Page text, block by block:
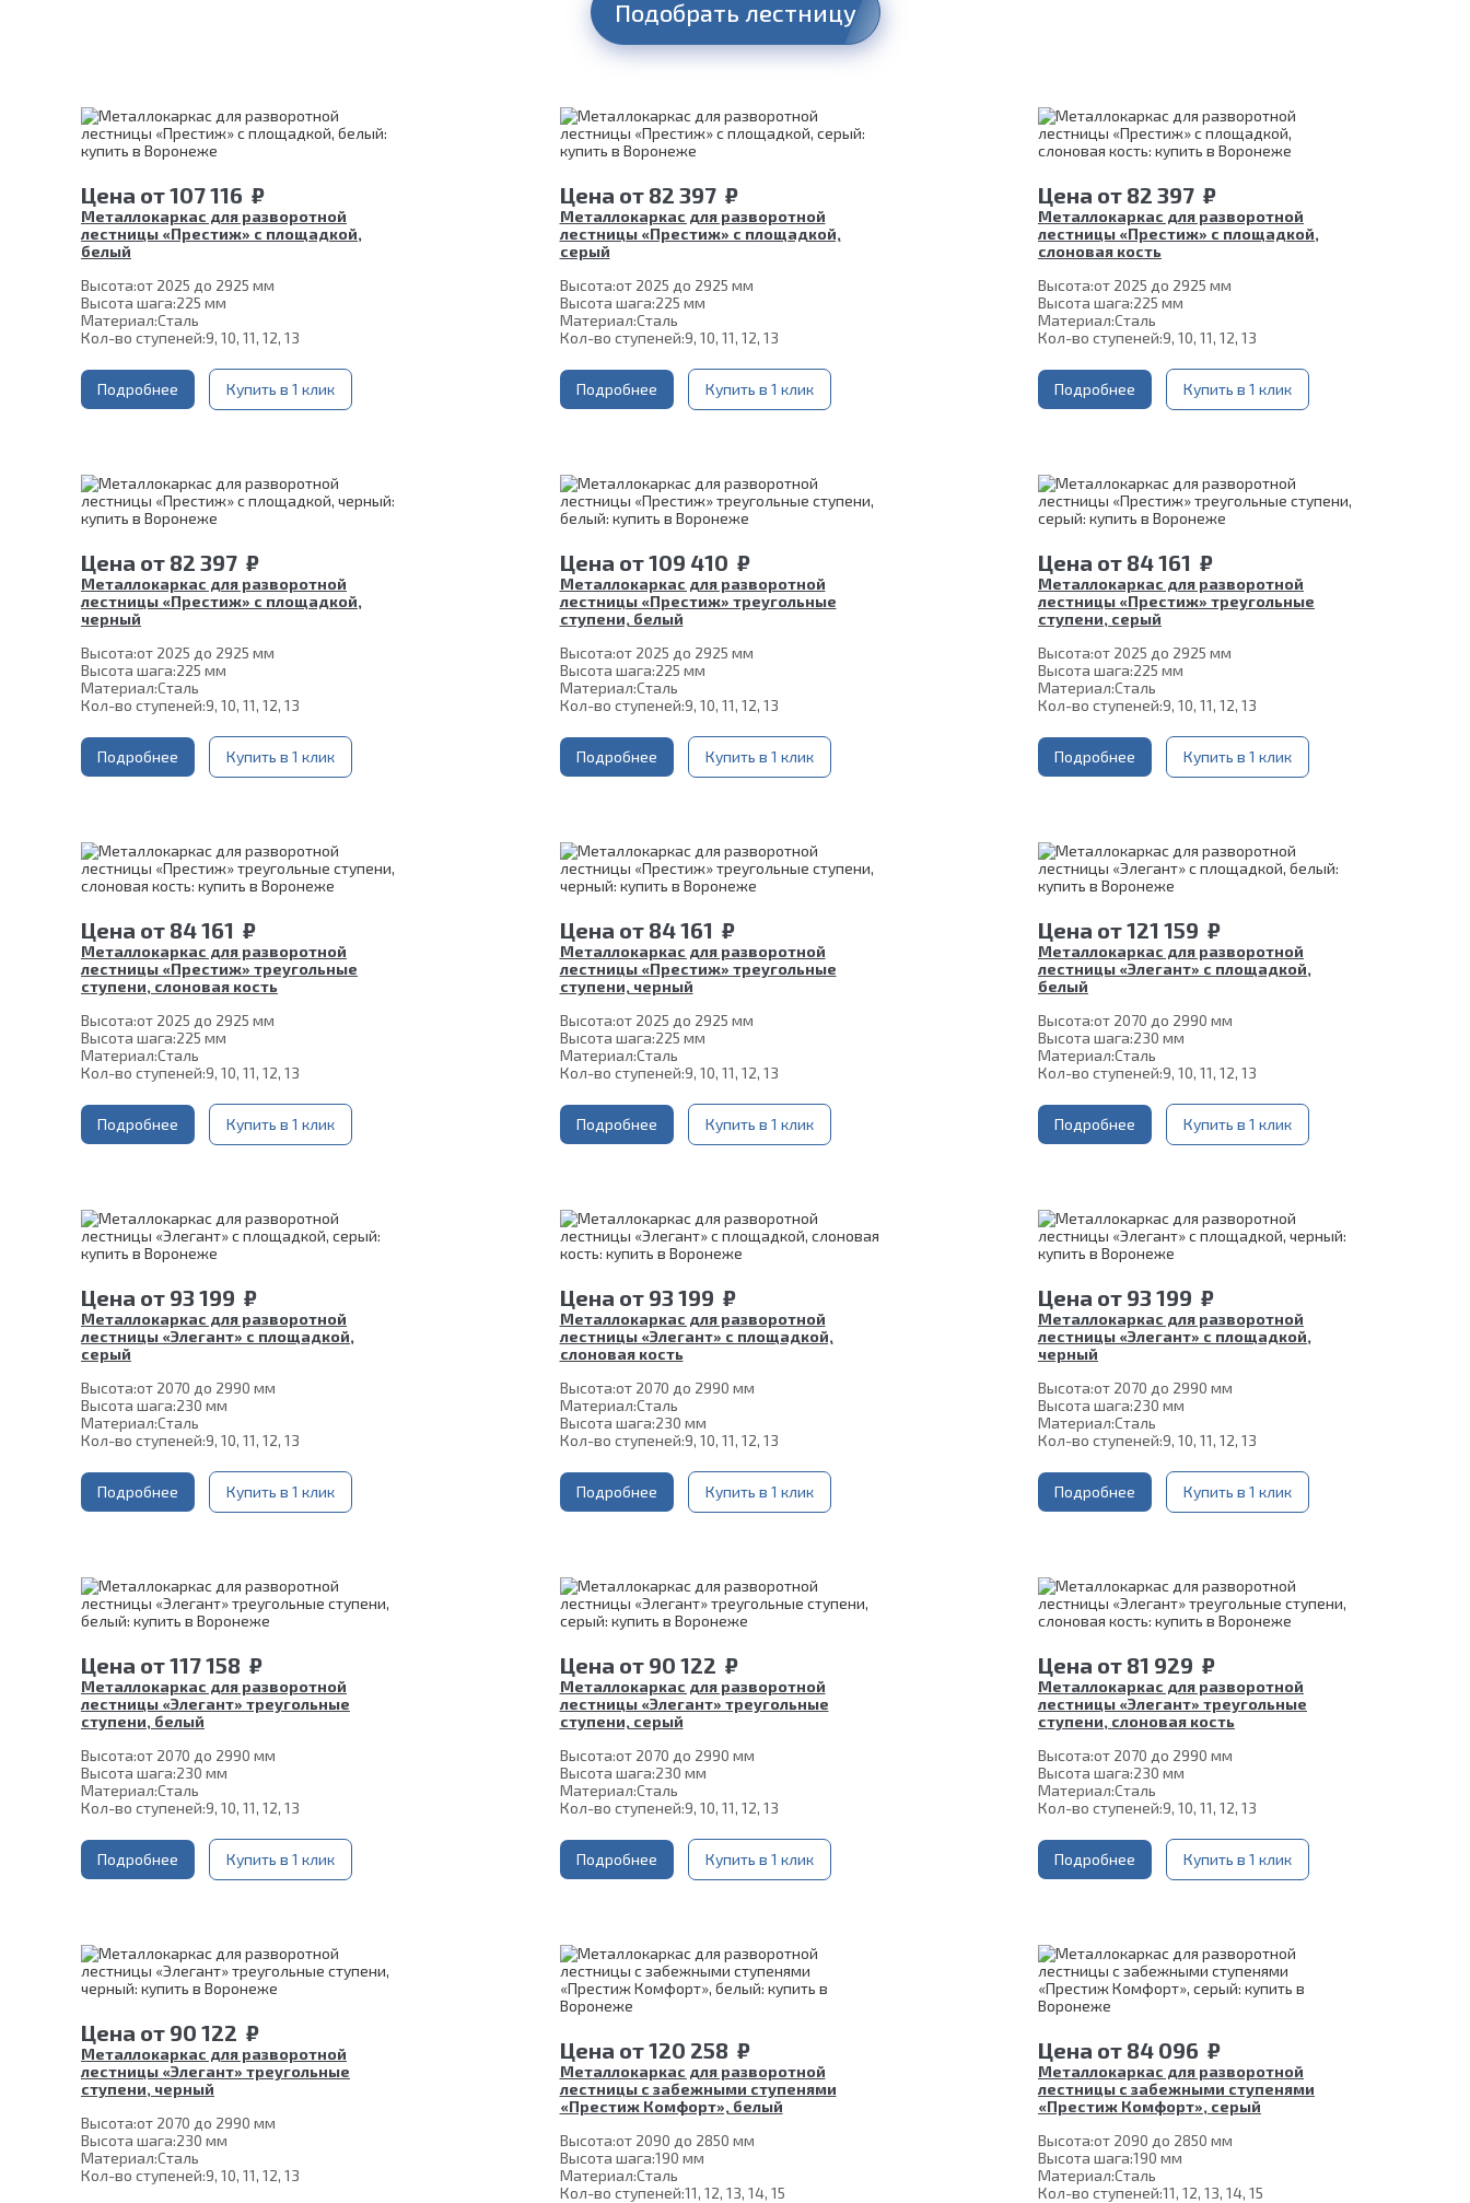
Подобрать лестницу
Цена от107 116 ₽
Металлокаркас для разворотной
лестницы «Престиж» с площадкой,
белый
Высота:от 2025 до 2925 мм
Высота шага:225 мм
Материал:Сталь
Кол-во ступеней:9, 10, 11, 12, 13
Подробнее Купить в 1 клик
Цена от 82 397 ₽
Металлокаркас для разворотной
лестницы «Престиж» с площадкой,
серый
Высота:от 2025 до 2925 мм
Высота шага:225 мм
Материал:Сталь
Кол-во ступеней:9, 10, 11, 12, 13
Подробнее Купить в 1 клик
Цена от 82 397 ₽
Металлокаркас для разворотной
лестницы «Престиж» с площадкой,
слоновая кость
Высота:от 2025 до 2925 мм
Высота шага:225 мм
Материал:Сталь
Кол-во ступеней:9, 10, 11, 12, 13
Подробнее Купить в 1 клик
Цена от 82 397 ₽
Металлокаркас для разворотной
лестницы «Престиж» с площадкой,
черный
Высота:от 2025 до 2925 мм
Высота шага:225 мм
Материал:Сталь
Кол-во ступеней:9, 10, 11, 12, 13
Подробнее Купить в 1 клик
Цена от109 410 ₽
Металлокаркас для разворотной
лестницы «Престиж» треугольные
ступени, белый
Высота:от 2025 до 2925 мм
Высота шага:225 мм
Материал:Сталь
Кол-во ступеней:9, 10, 11, 12, 13
Подробнее Купить в 1 клик
Цена от 84 161 ₽
Металлокаркас для разворотной
лестницы «Престиж» треугольные
ступени, серый
Высота:от 2025 до 2925 мм
Высота шага:225 мм
Материал:Сталь
Кол-во ступеней:9, 10, 11, 12, 13
Подробнее Купить в 1 клик
Цена от 84 161 ₽
Металлокаркас для разворотной
лестницы «Престиж» треугольные
ступени, слоновая кость
Высота:от 2025 до 2925 мм
Высота шага:225 мм
Материал:Сталь
Кол-во ступеней:9, 10, 11, 12, 13
Подробнее Купить в 1 клик
Цена от 84 161 ₽
Металлокаркас для разворотной
лестницы «Престиж» треугольные
ступени, черный
Высота:от 2025 до 2925 мм
Высота шага:225 мм
Материал:Сталь
Кол-во ступеней:9, 10, 11, 12, 13
Подробнее Купить в 1 клик
Цена от121 159 ₽
Металлокаркас для разворотной
лестницы «Элегант» с площадкой,
белый
Высота:от 2070 до 2990 мм
Высота шага:230 мм
Материал:Сталь
Кол-во ступеней:9, 10, 11, 12, 13
Подробнее Купить в 1 клик
Цена от 93 199 ₽
Металлокаркас для разворотной
лестницы «Элегант» с площадкой,
серый
Высота:от 2070 до 2990 мм
Высота шага:230 мм
Материал:Сталь
Кол-во ступеней:9, 10, 11, 12, 13
Подробнее Купить в 1 клик
Цена от 93 199 ₽
Металлокаркас для разворотной
лестницы «Элегант» с площадкой,
слоновая кость
Высота:от 2070 до 2990 мм
Материал:Сталь
Высота шага:230 мм
Кол-во ступеней:9, 10, 11, 12, 13
Подробнее Купить в 1 клик
Цена от 93 199 ₽
Металлокаркас для разворотной
лестницы «Элегант» с площадкой,
черный
Высота:от 2070 до 2990 мм
Высота шага:230 мм
Материал:Сталь
Кол-во ступеней:9, 10, 11, 12, 13
Подробнее Купить в 1 клик
Цена от117 158 ₽
Металлокаркас для разворотной
лестницы «Элегант» треугольные
ступени, белый
Высота:от 2070 до 2990 мм
Высота шага:230 мм
Материал:Сталь
Кол-во ступеней:9, 10, 11, 12, 13
Подробнее Купить в 1 клик
Цена от 90 122 ₽
Металлокаркас для разворотной
лестницы «Элегант» треугольные
ступени, серый
Высота:от 2070 до 2990 мм
Высота шага:230 мм
Материал:Сталь
Кол-во ступеней:9, 10, 11, 12, 13
Подробнее Купить в 1 клик
Цена от 81 929 ₽
Металлокаркас для разворотной
лестницы «Элегант» треугольные
ступени, слоновая кость
Высота:от 2070 до 2990 мм
Высота шага:230 мм
Материал:Сталь
Кол-во ступеней:9, 10, 11, 12, 13
Подробнее Купить в 1 клик
Цена от 90 122 ₽
Металлокаркас для разворотной
лестницы «Элегант» треугольные
ступени, черный
Высота:от 2070 до 2990 мм
Высота шага:230 мм
Материал:Сталь
Кол-во ступеней:9, 10, 11, 12, 13
Цена от120 258 ₽
Металлокаркас для разворотной
лестницы с забежными ступенями
«Престиж Комфорт», белый
Высота:от 2090 до 2850 мм
Высота шага:190 мм
Материал:Сталь
Кол-во ступеней:11, 12, 13, 14, 15
Цена от 84 096 ₽
Металлокаркас для разворотной
лестницы с забежными ступенями
«Престиж Комфорт», серый
Высота:от 2090 до 2850 мм
Высота шага:190 мм
Материал:Сталь
Кол-во ступеней:11, 12, 13, 14, 15